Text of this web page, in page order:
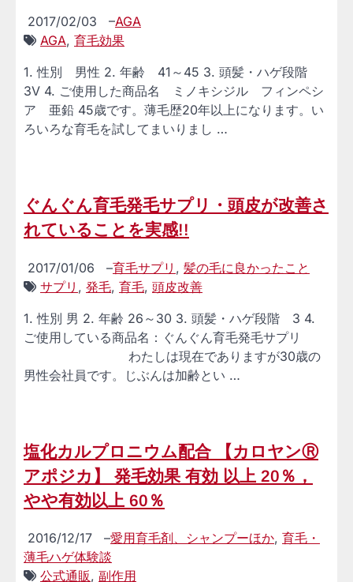
2017/02/03 –AGA
AGA, 育毛効果
1. 性別 男性 2. 年齢 41～45 3. 頭髪・ハゲ段階
3V 4. ご使用した商品名 ミノキシジル フィンペシ
ア 亜鉛 45歳です。薄毛歴20年以上になります。い
ろいろな育毛を試してまいりまし …
ぐんぐん育毛発毛サプリ・頭皮が改善さ
れていることを実感!!
2017/01/06 –育毛サプリ , 髪の毛に良かったこと
サプリ , 発毛, 育毛, 頭皮改善
1. 性別 男 2. 年齢 26～30 3. 頭髪・ハゲ段階 3 4.
ご使用している商品名：ぐんぐん育毛発毛サプリ
わたしは現在でありますが30歳の
男性会社員です。じぶんは加齢とい …
塩化カルプロニウム配合 【カロヤンⓇ
アポジカ】 発毛効果 有効 以上 20％，
やや有効以上 60％
2016/12/17 –愛用育毛剤、シャンプーほか, 育毛・
薄毛ハゲ体験談
公式通販, 副作用